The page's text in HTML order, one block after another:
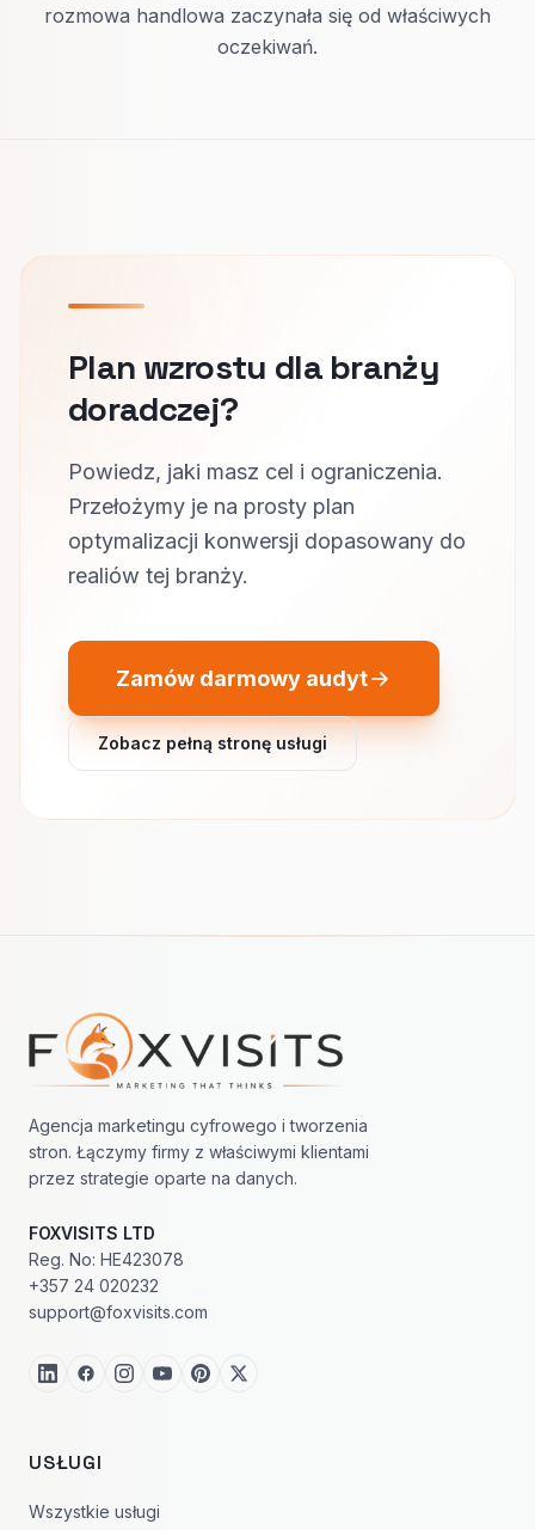
rozmowa handlowa zaczynała się od właściwych
oczekiwań.
Plan wzrostu dla branży
doradczej?
Powiedz, jaki masz cel i ograniczenia.
Przełożymy je na prosty plan
optymalizacji konwersji dopasowany do
realiów tej branży.
Zamów darmowy audyt
Zobacz pełną stronę usługi
Nawigacja w stopce
Agencja marketingu cyfrowego i tworzenia
stron. Łączymy firmy z właściwymi klientami
przez strategie oparte na danych.
FOXVISITS LTD
Reg. No: HE423078
+357 24 020232
support@foxvisits.com
USŁUGI
Wszystkie usługi